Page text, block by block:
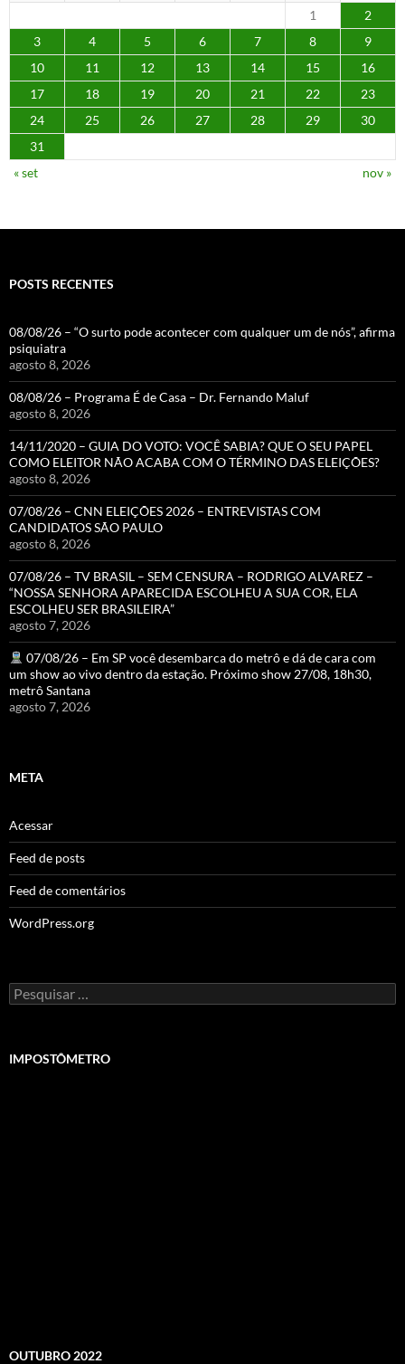
1
2
3
4 5 6 7 8
9
10
11 12 13 14 15
16
17
18 19 20 21 22
23
24
25 26 27 28 29
30
31
« set
nov »
POSTS RECENTES
08/08/26 – “O surto pode acontecer com qualquer um de nós”, afirma
psiquiatra
agosto 8, 2026
08/08/26 – Programa É de Casa – Dr. Fernando Maluf
agosto 8, 2026
14/11/2020 – GUIA DO VOTO: VOCÊ SABIA? QUE O SEU PAPEL
COMO ELEITOR NÃO ACABA COM O TÉRMINO DAS ELEIÇÕES?
agosto 8, 2026
07/08/26 – CNN ELEIÇÕES 2026 – ENTREVISTAS COM
CANDIDATOS SÃO PAULO
agosto 8, 2026
07/08/26 – TV BRASIL – SEM CENSURA – RODRIGO ALVAREZ –
“NOSSA SENHORA APARECIDA ESCOLHEU A SUA COR, ELA
ESCOLHEU SER BRASILEIRA”
agosto 7, 2026
07/08/26 – Em SP você desembarca do metrô e dá de cara com
um show ao vivo dentro da estação. Próximo show 27/08, 18h30,
metrô Santana
agosto 7, 2026
META
Acessar
Feed de posts
Feed de comentários
WordPress.org
Pesquisar
por:
IMPOSTÔMETRO
OUTUBRO 2022